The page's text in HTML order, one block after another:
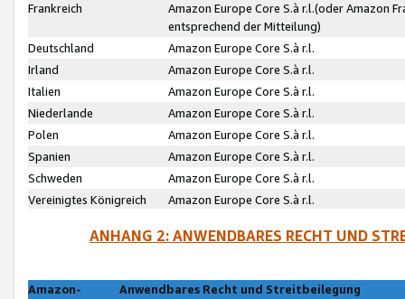
Frankreich
Amazon Europe Core S.à r.l.(oder Amazon
entsprechend der Mitteilung)
Deutschland
Amazon Europe Core S.à r.l.
Irland
Amazon Europe Core S.à r.l.
Italien
Amazon Europe Core S.à r.l.
Niederlande
Amazon Europe Core S.à r.l.
Polen
Amazon Europe Core S.à r.l.
Spanien
Amazon Europe Core S.à r.l.
Schweden
Amazon Europe Core S.à r.l.
Vereinigtes Königreich
Amazon Europe Core S.à r.l.
ANHANG 2: ANWENDBARES RECHT UND
Amazon-
Anwendbares Recht und Streitbeilegung